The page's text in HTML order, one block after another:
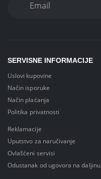
SERVISNE INFORMACIJE
Uslovi kupovine
Način isporuke
Način plaćanja
Politika privatnosti
Reklamacije
Uputstvo za naručivanje
Ovlašćeni servisi
Odustanak od ugovora na daljinu